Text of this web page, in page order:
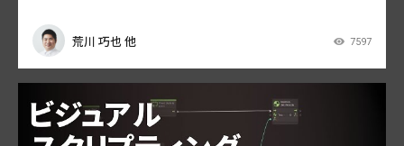
荒川 巧也 他 7597